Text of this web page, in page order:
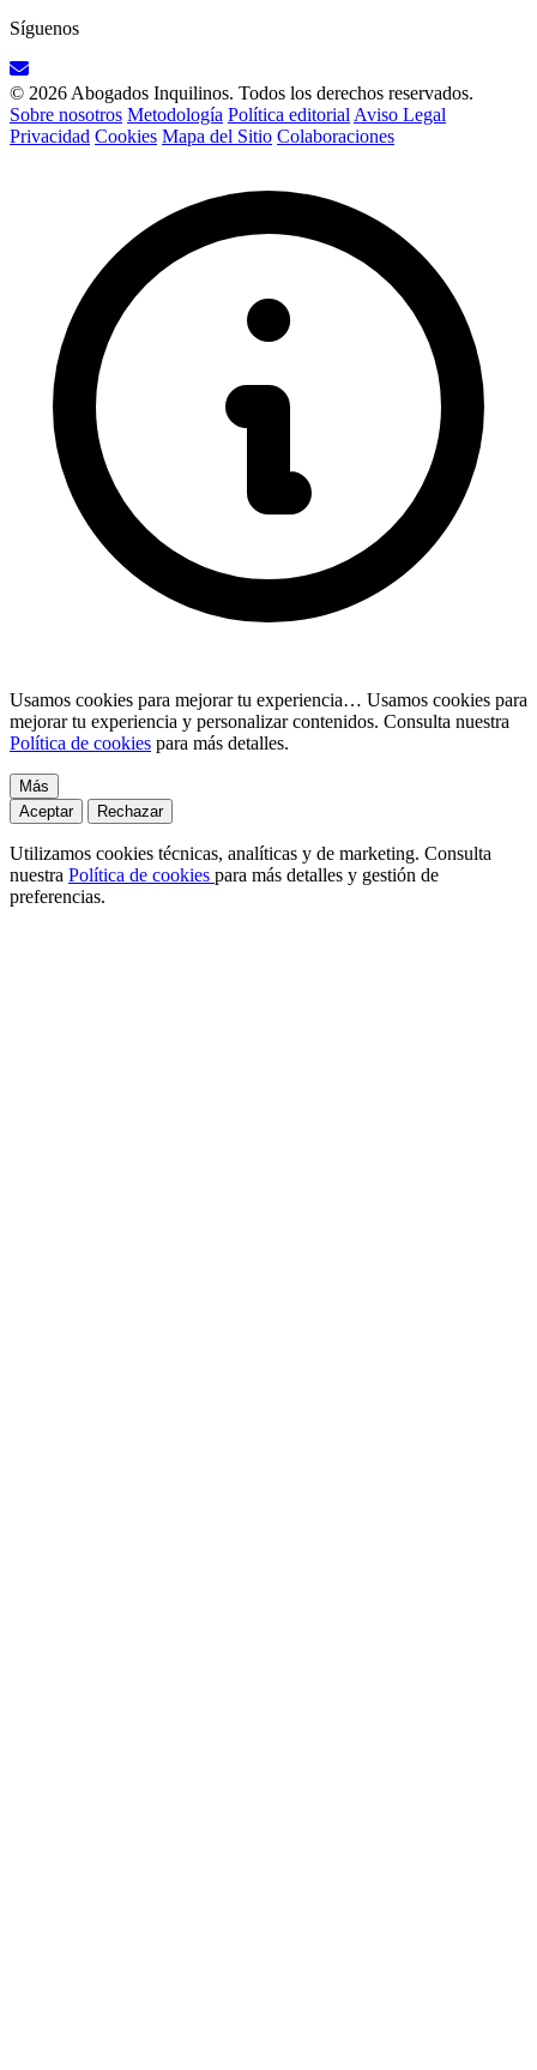
Síguenos
© 2026 Abogados Inquilinos. Todos los derechos reservados.
Sobre nosotros Metodología Política editorial Aviso Legal
Privacidad Cookies Mapa del Sitio Colaboraciones
Usamos cookies para mejorar tu experiencia… Usamos cookies para
mejorar tu experiencia y personalizar contenidos. Consulta nuestra
Política de cookies para más detalles.
Más
Aceptar
Rechazar
Utilizamos cookies técnicas, analíticas y de marketing. Consulta
nuestra Política de cookies para más detalles y gestión de
preferencias.